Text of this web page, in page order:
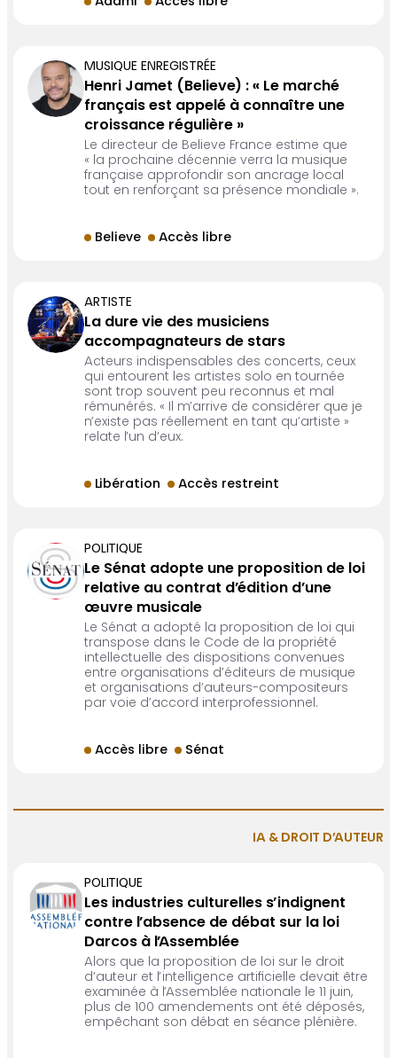
Adami Accès libre
MUSIQUE ENREGISTRÉE
Henri Jamet (Believe) : « Le marché
français est appelé à connaître une
croissance régulière »
Le directeur de Believe France estime que
« la prochaine décennie verra la musique
française approfondir son ancrage local
tout en renforçant sa présence mondiale ».
Believe Accès libre
ARTISTE
La dure vie des musiciens
accompagnateurs de stars
Acteurs indispensables des concerts, ceux
qui entourent les artistes solo en tournée
sont trop souvent peu reconnus et mal
rémunérés. « Il m’arrive de considérer que je
n’existe pas réellement en tant qu’artiste »
relate l’un d’eux.
Libération Accès restreint
POLITIQUE
Le Sénat adopte une proposition de loi
relative au contrat d’édition d’une
œuvre musicale
Le Sénat a adopté la proposition de loi qui
transpose dans le Code de la propriété
intellectuelle des dispositions convenues
entre organisations d’éditeurs de musique
et organisations d’auteurs-compositeurs
par voie d’accord interprofessionnel.
Accès libre Sénat
IA & DROIT D’AUTEUR
POLITIQUE
Les industries culturelles s’indignent
contre l’absence de débat sur la loi
Darcos à l’Assemblée
Alors que la proposition de loi sur le droit
d’auteur et l’intelligence artificielle devait être
examinée à l’Assemblée nationale le 11 juin,
plus de 100 amendements ont été déposés,
empêchant son débat en séance plénière.